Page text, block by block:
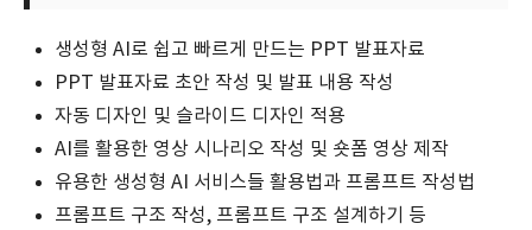
생성형 AI로 쉽고 빠르게 만드는 PPT 발표자료
PPT 발표자료 초안 작성 및 발표 내용 작성
자동 디자인 및 슬라이드 디자인 적용
AI를 활용한 영상 시나리오 작성 및 숏폼 영상 제작
유용한 생성형 AI 서비스들 활용법과 프롬프트 작성법
프롬프트 구조 작성, 프롬프트 구조 설계하기 등